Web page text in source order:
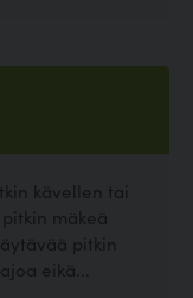
kävellen tai
mäkeä
pitkin
eikä...